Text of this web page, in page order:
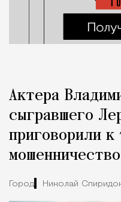
Актера
сыгравшего
приговорили к
мошенничество
Город Николай